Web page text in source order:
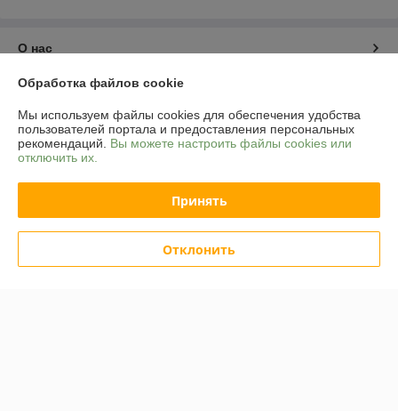
О нас
Контакты
Доставка и оплата
Полная версия сайта
Политика обработки cookies
Обработка файлов cookie
Мы используем файлы cookies для обеспечения удобства
пользователей портала и предоставления персональных
рекомендаций. Вы можете настроить файлы cookies или
отключить их.
Принять
Отклонить